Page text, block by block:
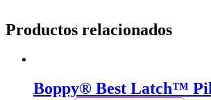
Productos relacionados
Boppy® Best Latch™